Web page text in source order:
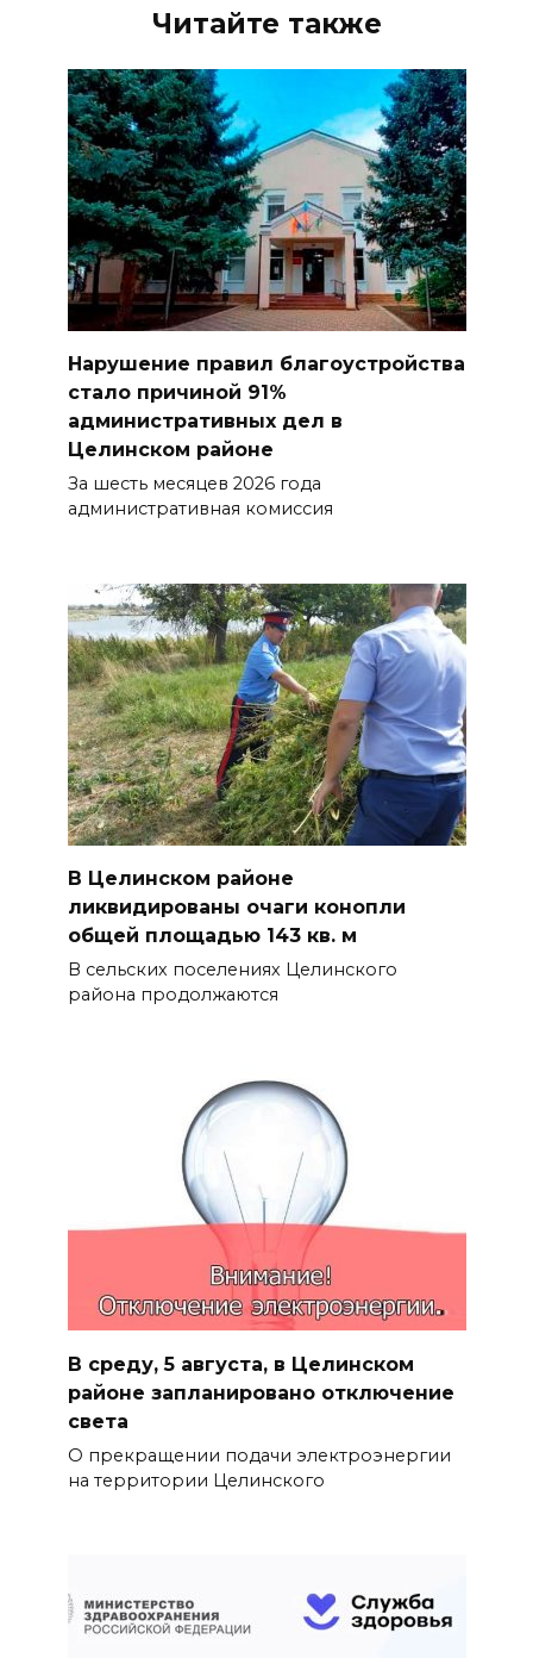
Читайте также
Нарушение правил благоустройства
стало причиной 91%
административных дел в
Целинском районе
За шесть месяцев 2026 года
административная комиссия
В Целинском районе
ликвидированы очаги конопли
общей площадью 143 кв. м
В сельских поселениях Целинского
района продолжаются
В среду, 5 августа, в Целинском
районе запланировано отключение
света
О прекращении подачи электроэнергии
на территории Целинского